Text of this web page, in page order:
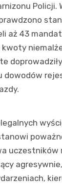
Policji.
aż 43
kwoty
dowodów
uczestników